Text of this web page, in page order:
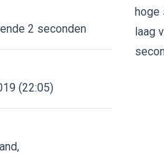
2 seconden
(22:05)
,
hoge
laag